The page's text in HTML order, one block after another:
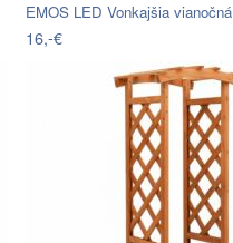
EMOS LED Vonkajšia
16,-€